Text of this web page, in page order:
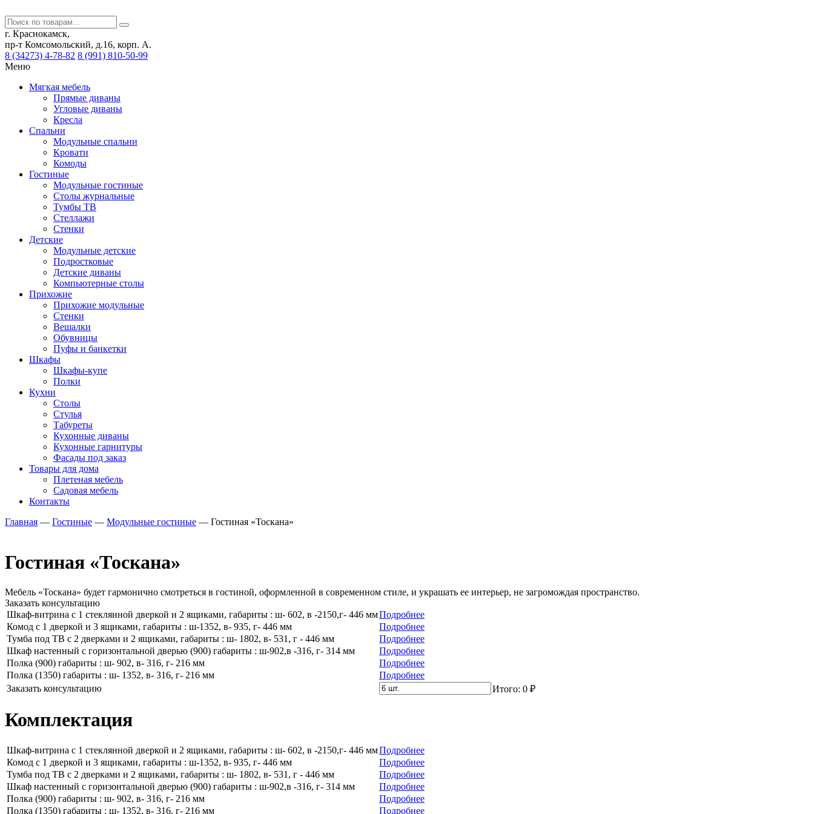
г. Краснокамск,
пр-т Комсомольский, д.16, корп. А.
8 (34273) 4-78-82 8 (991) 810-50-99
Меню
Мягкая мебель
Прямые диваны
Угловые диваны
Кресла
Спальни
Модульные спальни
Кровати
Комоды
Гостиные
Модульные гостиные
Столы журнальные
Тумбы ТВ
Стеллажи
Стенки
Детские
Модульные детские
Подростковые
Детские диваны
Компьютерные столы
Прихожие
Прихожие модульные
Стенки
Вешалки
Обувницы
Пуфы и банкетки
Шкафы
Шкафы-купе
Полки
Кухни
Столы
Стулья
Табуреты
Кухонные диваны
Кухонные гарнитуры
Фасады под заказ
Товары для дома
Плетеная мебель
Садовая мебель
Контакты
Главная — Гостиные — Модульные гостиные — Гостиная «Тоскана»
Гостиная «Тоскана»
Мебель «Тоскана» будет гармонично смотреться в гостиной, оформленной в современном стиле, и украшать ее интерьер, не загромождая пространство.
Заказать консультацию
Шкаф-витрина с 1 стеклянной дверкой и 2 ящиками, габариты : ш- 602, в -2150,г- 446 ммПодробнее
Комод с 1 дверкой и 3 ящиками, габариты : ш-1352, в- 935, г- 446 мм
Подробнее
Тумба под ТВ с 2 дверками и 2 ящиками, габариты : ш- 1802, в- 531, г - 446 мм
Подробнее
Шкаф настенный с горизонтальной дверью (900) габариты : ш-902,в -316, г- 314 мм
Подробнее
Полка (900) габариты : ш- 902, в- 316, г- 216 мм
Подробнее
Полка (1350) габариты : ш- 1352, в- 316, г- 216 мм
Подробнее
Заказать консультацию
Итого: 0 ₽
Комплектация
Шкаф-витрина с 1 стеклянной дверкой и 2 ящиками, габариты : ш- 602, в -2150,г- 446 ммПодробнее
Комод с 1 дверкой и 3 ящиками, габариты : ш-1352, в- 935, г- 446 мм
Подробнее
Тумба под ТВ с 2 дверками и 2 ящиками, габариты : ш- 1802, в- 531, г - 446 мм
Подробнее
Шкаф настенный с горизонтальной дверью (900) габариты : ш-902,в -316, г- 314 мм
Подробнее
Полка (900) габариты : ш- 902, в- 316, г- 216 мм
Подробнее
Полка (1350) габариты : ш- 1352, в- 316, г- 216 мм
Подробнее